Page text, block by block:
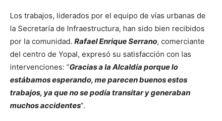
Los trabajos, liderados por el equipo de vías urbanas de
la Secretaría de Infraestructura, han sido bien recibidos
por la comunidad. Rafael Enrique Serrano, comerciante
del centro de Yopal, expresó su satisfacción con las
intervenciones: “Gracias a la Alcaldía porque lo
estábamos esperando, me parecen buenos estos
trabajos, ya que no se podía transitar y generaban
muchos accidentes”.